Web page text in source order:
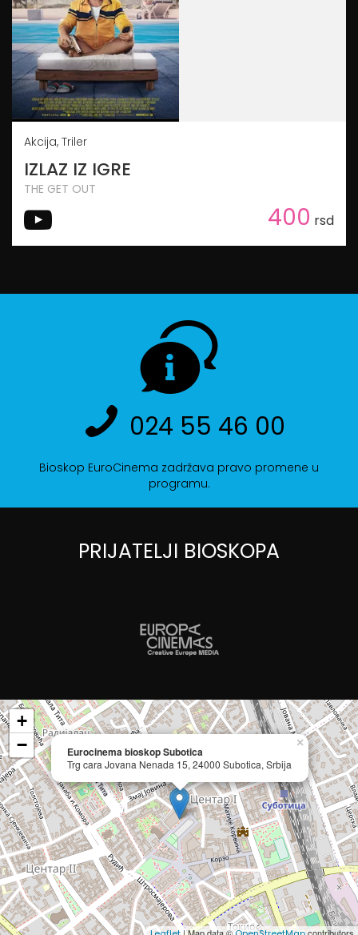
Akcija, Triler
IZLAZ IZ IGRE
THE GET OUT
400 rsd
024 55 46 00
Bioskop EuroCinema zadržava pravo promene u
programu.
PRIJATELJI BIOSKOPA
Eurocinema bioskop Subotica
Trg cara Jovana Nenada 15, 24000 Subotica, Srbija
×
+
−